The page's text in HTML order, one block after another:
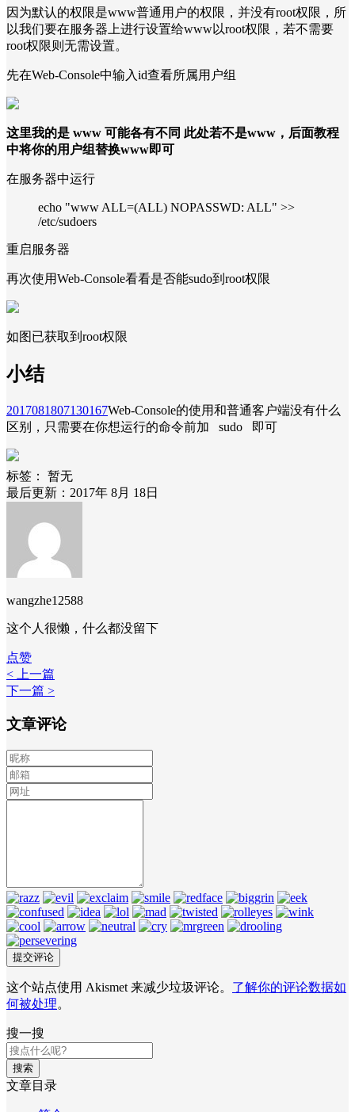
因为默认的权限是www普通用户的权限，并没有root权限，所
以我们要在服务器上进行设置给www以root权限，若不需要
root权限则无需设置。
先在Web-Console中输入id查看所属用户组
这里我的是 www 可能各有不同 此处若不是www，后面教程
中将你的用户组替换www即可
在服务器中运行
echo "www ALL=(ALL) NOPASSWD: ALL" >>
/etc/sudoers
重启服务器
再次使用Web-Console看看是否能sudo到root权限
如图已获取到root权限
小结
2017081807130167Web-Console的使用和普通客户端没有什么
区别，只需要在你想运行的命令前加 sudo 即可
标签：
暂无
最后更新：2017年 8月 18日
wangzhe12588
这个人很懒，什么都没留下
点赞
< 上一篇
下一篇 >
文章评论
这个站点使用 Akismet 来减少垃圾评论。 了解你的评论数据如
何被处理。
搜一搜
搜索
文章目录